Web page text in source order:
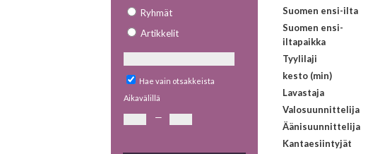
Ryhmät
Artikkelit
Hae vain otsakkeista
Aikavälillä
—
Suomen ensi-ilta
Suomen ensi-
iltapaikka
Tyylilaji
kesto (min)
Lavastaja
Valosuunnittelija
Äänisuunnittelija
Kantaesiintyjät